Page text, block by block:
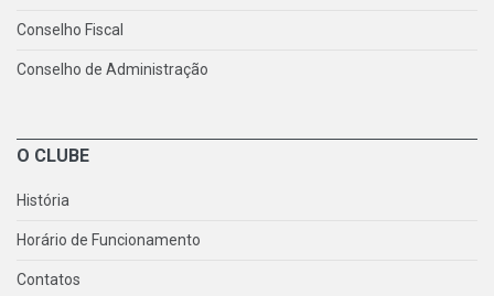
Conselho Fiscal
Conselho de Administração
O CLUBE
História
Horário de Funcionamento
Contatos